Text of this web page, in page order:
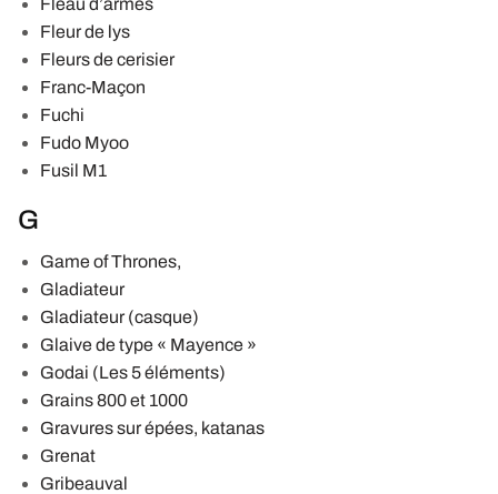
Fléau d’armes
Fleur de lys
Fleurs de cerisier
Franc-Maçon
Fuchi
Fudo Myoo
Fusil M1
G
Game of Thrones,
Gladiateur
Gladiateur (casque)
Glaive de type « Mayence »
Godai (Les 5 éléments)
Grains 800 et 1000
Gravures sur épées, katanas
Grenat
Gribeauval